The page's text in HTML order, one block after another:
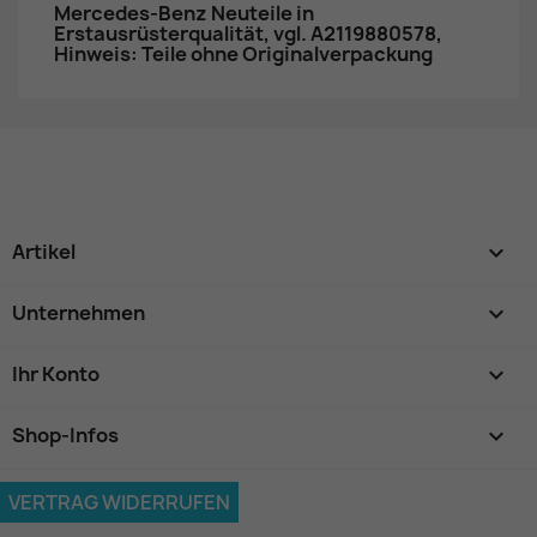
Mercedes-Benz Neuteile in
Erstausrüsterqualität, vgl. A2119880578,
Hinweis: Teile ohne Originalverpackung
Artikel 
Unternehmen 
Ihr Konto 
Shop-Infos keyboard_arrow_down
VERTRAG WIDERRUFEN